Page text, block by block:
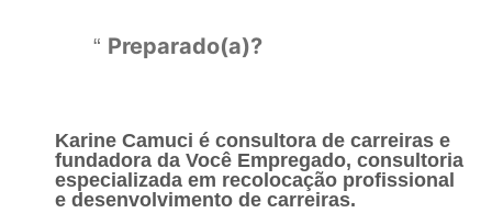
Preparado(a)?
Karine Camuci é consultora de carreiras e
fundadora da Você Empregado, consultoria
especializada em recolocação profissional
e desenvolvimento de carreiras.